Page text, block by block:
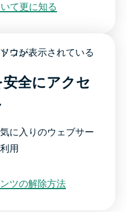
て更に知る
全にアクセ
に入りのウェブサー
用
ツの解除方法